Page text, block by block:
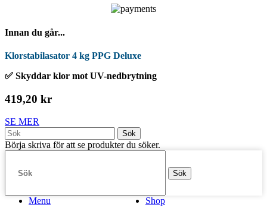
Innan du går...
Klorstabilasator 4 kg PPG Deluxe
✅ Skyddar klor mot UV-nedbrytning
419,20 kr
SE MER
Sök
Börja skriva för att se produkter du söker.
Sök
Menu Shop